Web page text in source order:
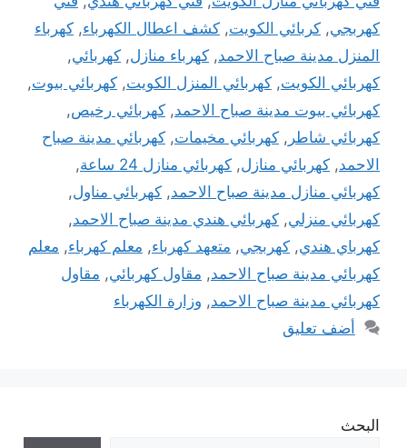
كهربجي, كربائي الكويت, كشف اعطال الكهرباء, كهرباء
المنزل مدينة صباح الاحمد, كهرباء منازل, كهربائي,
كهربائي الكويت, كهربائي المنزل الكويت, كهربائي بيوت,
كهربائي بيوت مدينة صباح الاحمد, كهربائي رخيص,
كهربائي شاطر , كهربائي مخيمات, كهربائي مدينة صباح
الاحمد, كهربائي منازل, كهربائي منازل 24 ساعة
,
كهربائي منازل مدينة صباح الاحمد, كهربائي مناول,
كهربائي منزلي, كهربائي هندي مدينة صباح الاحمد,
كهرباي هندي, كهربجي, متعهد كهرباء, معلم كهرباء, معلم
كهربائي مدينة صباح الاحمد, مقاول كهربائي, مقاول
كهربائي مدينة صباح الاحمد, وزارة الكهرباء
أضف تعليق
البحث